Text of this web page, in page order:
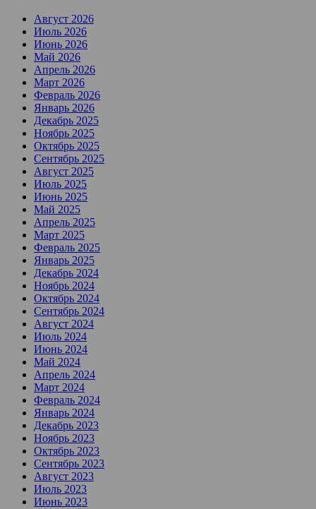
Август 2026
Июль 2026
Июнь 2026
Май 2026
Апрель 2026
Март 2026
Февраль 2026
Январь 2026
Декабрь 2025
Ноябрь 2025
Октябрь 2025
Сентябрь 2025
Август 2025
Июль 2025
Июнь 2025
Май 2025
Апрель 2025
Март 2025
Февраль 2025
Январь 2025
Декабрь 2024
Ноябрь 2024
Октябрь 2024
Сентябрь 2024
Август 2024
Июль 2024
Июнь 2024
Май 2024
Апрель 2024
Март 2024
Февраль 2024
Январь 2024
Декабрь 2023
Ноябрь 2023
Октябрь 2023
Сентябрь 2023
Август 2023
Июль 2023
Июнь 2023